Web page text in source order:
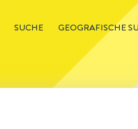
SUCHE GEOGRAFISCHE